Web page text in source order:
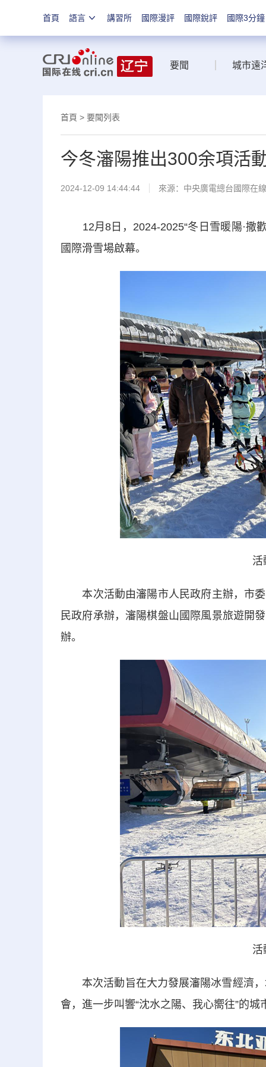
首頁 語言 講習所 國際漫評 國際銳評 國際3分鐘
要聞 城市遠
首頁 > 要聞列表
今冬瀋陽推出300余項活
2024-12-09 14:44:44 來源：中央廣電總台國際在線
12月8日，2024-2025“冬日雪暖陽·撒
國際滑雪場啟幕。
活
本次活動由瀋陽市人民政府主辦，市委
民政府承辦，瀋陽棋盤山國際風景旅遊開
辦。
活
本次活動旨在大力發展瀋陽冰雪經濟，
會，進一步叫響“沈水之陽、我心嚮往”的